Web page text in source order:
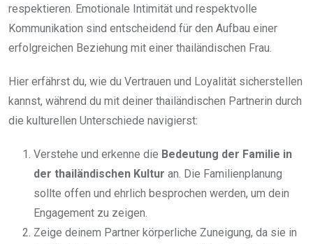
respektieren. Emotionale Intimität und respektvolle
Kommunikation sind entscheidend für den Aufbau einer
erfolgreichen Beziehung mit einer thailändischen Frau.
Hier erfährst du, wie du Vertrauen und Loyalität sicherstellen
kannst, während du mit deiner thailändischen Partnerin durch
die kulturellen Unterschiede navigierst:
Verstehe und erkenne die Bedeutung der Familie in
der thailändischen Kultur an. Die Familienplanung
sollte offen und ehrlich besprochen werden, um dein
Engagement zu zeigen.
Zeige deinem Partner körperliche Zuneigung, da sie in